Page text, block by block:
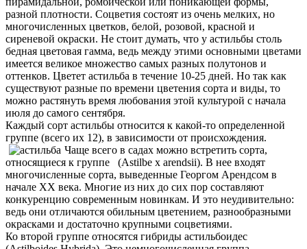
разной плотности. Соцветия состоят из очень мелких, но
многочисленных цветков, белой, розовой, красной и
сиреневой окраски. Не стоит думать, что у астильбы столь
бедная цветовая гамма, ведь между этими основными цветами
имеется великое множество самых разных полутонов и
оттенков. Цветет астильба в течение 10-25 дней. Но так как
существуют разные по времени цветения сорта и виды, то
можно растянуть время любования этой культурой с начала
июля до самого сентября.
Каждый сорт астильбы относится к какой-то определенной
группе (всего их 12), в зависимости от происхождения.
Чаще всего в садах можно встретить сорта,
относящиеся к группе (Astilbe x arendsii). В нее входят
многочисленные сорта, выведенные Георгом Арендсом в
начале XX века. Многие из них до сих пор составляют
конкуренцию современным новинкам. И это неудивительно:
ведь они отличаются обильным цветением, разнообразными
окрасками и достаточно крупными соцветиями.
Ко второй группе относятся гибриды астильбоидес